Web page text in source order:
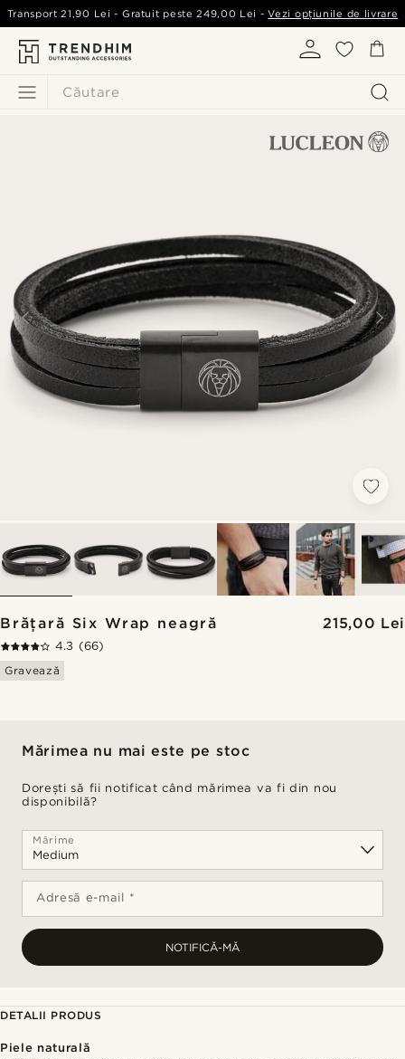
Căutare
Transport 21,90 Lei - Gratuit peste249,00 Lei -Vezi opțiunile de livrare
Brățară Six Wrap neagră 215,00 Lei
4.3 (66)
Gravează
Mărimea nu mai este pe stoc
Dorești să fii notificat când mărimea va fi din nou
disponibilă?
Mărime
Adresă e-mail *
NOTIFICĂ-MĂ
DETALII PRODUS
Piele naturală